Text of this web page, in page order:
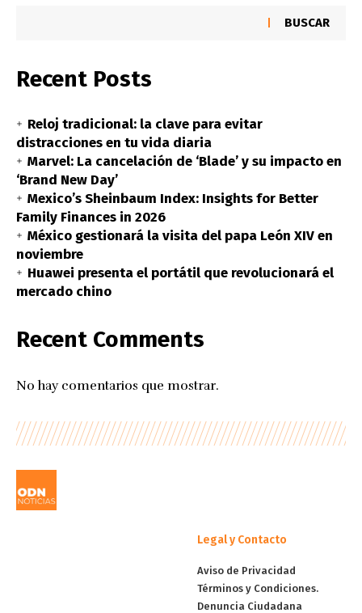
BUSCAR
Recent Posts
Reloj tradicional: la clave para evitar
distracciones en tu vida diaria
Marvel: La cancelación de ‘Blade’ y su impacto en
‘Brand New Day’
Mexico’s Sheinbaum Index: Insights for Better
Family Finances in 2026
México gestionará la visita del papa León XIV en
noviembre
Huawei presenta el portátil que revolucionará el
mercado chino
Recent Comments
No hay comentarios que mostrar.
Legal y Contacto
Aviso de Privacidad
Términos y Condiciones.
Denuncia Ciudadana